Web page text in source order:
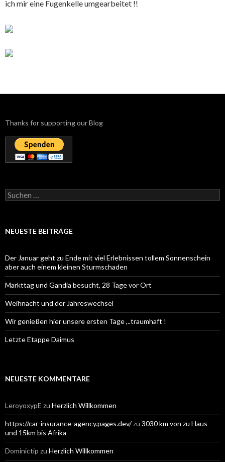
ich mir eine Fugenkelle umgearbeitet !!
Thanks for supporting our Blog
Suchen
nach:
NEUESTE BEITRÄGE
Der Januar geht zu Ende mit viel Erlebnissen tollem Sonnenschein
aber auch einem kleinen Sturmschaden
Markttag und Gandia besucht, 28 Tage vor Ort
Weihnacht und der Jahreswechsel
Wir genießen hier unsere ersten Tage ,..traumhaft !
Letzte Etappe Daimus
NEUESTE KOMMENTARE
LeroyoxypE zu Herzlich Willkommen
https://car-insurance-agency.pages.dev/zu 3030 km von zu Haus
und 15km bis Afrika
Dominictip zu Herzlich Willkommen